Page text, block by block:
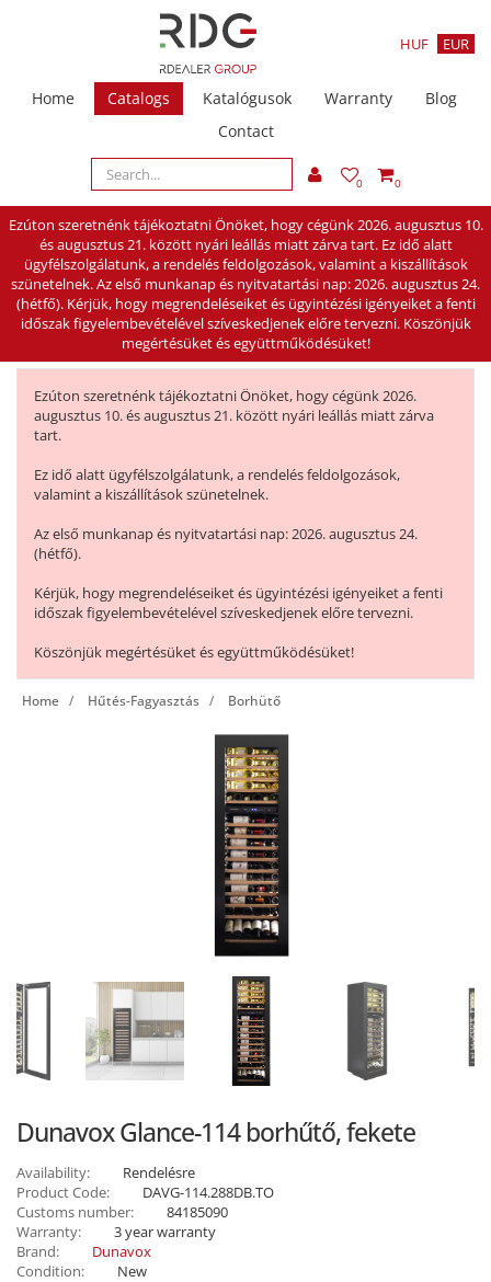
HUF EUR
Home Catalogs Katalógusok Warranty
Blog
Contact
0 0
Ezúton szeretnénk tájékoztatni Önöket, hogy cégünk 2026. augusztus 10.
és augusztus 21. között nyári leállás miatt zárva tart. Ez idő alatt
ügyfélszolgálatunk, a rendelés feldolgozások, valamint a kiszállítások
szünetelnek. Az első munkanap és nyitvatartási nap: 2026. augusztus 24.
(hétfő). Kérjük, hogy megrendeléseiket és ügyintézési igényeiket a fenti
időszak figyelembevételével szíveskedjenek előre tervezni. Köszönjük
megértésüket és együttműködésüket!
Ezúton szeretnénk tájékoztatni Önöket, hogy cégünk 2026.
augusztus 10. és augusztus 21. között nyári leállás miatt zárva
tart.
Ez idő alatt ügyfélszolgálatunk, a rendelés feldolgozások,
valamint a kiszállítások szünetelnek.
Az első munkanap és nyitvatartási nap: 2026. augusztus 24.
(hétfő).
Kérjük, hogy megrendeléseiket és ügyintézési igényeiket a fenti
időszak figyelembevételével szíveskedjenek előre tervezni.
Köszönjük megértésüket és együttműködésüket!
Home Hűtés-Fagyasztás Borhütő
Dunavox Glance-114 borhűtő, fekete
Availability:
Rendelésre
Product Code:
DAVG-114.288DB.TO
Customs number:
84185090
Warranty:
3 year warranty
Brand:
Dunavox
Condition:
New